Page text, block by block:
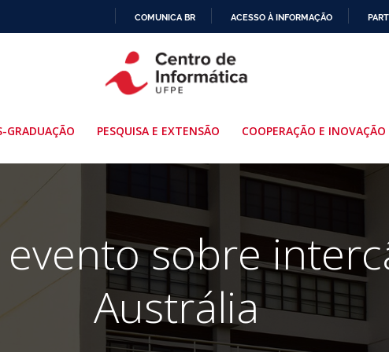
PARA
O
COMUNICA BR ACESSO À INFORMAÇÃO
GRADUAÇÃO PESQUISA E EXTENSÃO COOPERAÇÃO E INOVAÇÃO
sobre
Austrália